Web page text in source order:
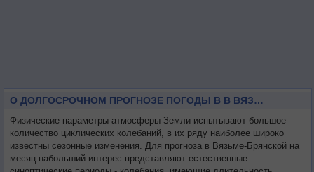
О ДОЛГОСРОЧНОМ ПРОГНОЗЕ ПОГОДЫ В В ВЯЗЬМЕ-БРЯНСКОЙ НА МЕСЯЦ
Физические параметры атмосферы Земли испытывают большое
количество циклических колебаний, в их ряду наиболее широко
известны сезонные изменения. Для прогноза в Вязьме-Брянской на
месяц набольший интерес представляют естественные